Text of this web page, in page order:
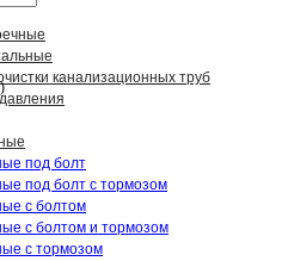
канализационных труб
под болт
под болт с тормозом
с болтом
с болтом и тормозом
с тормозом